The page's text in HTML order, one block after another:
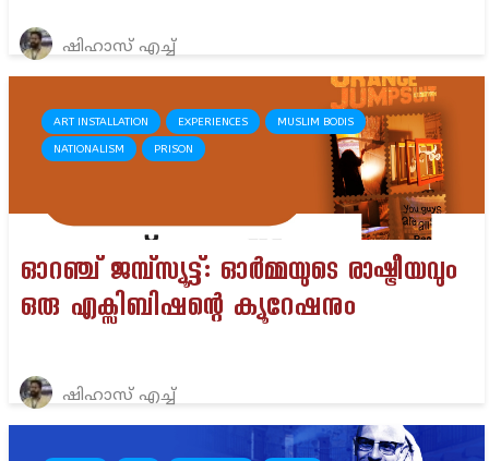
ഷിഹാസ് എച്ച്
ART INSTALLATION EXPERIENCES MUSLIM BODIS
NATIONALISM PRISON
ഓറഞ്ച് ജമ്പ്സ്യൂട്ട്: ഓർമ്മയുടെ രാഷ്ട്രീയവും
ഒരു എക്സിബിഷന്റെ ക്യൂറേഷനും
ഷിഹാസ് എച്ച്